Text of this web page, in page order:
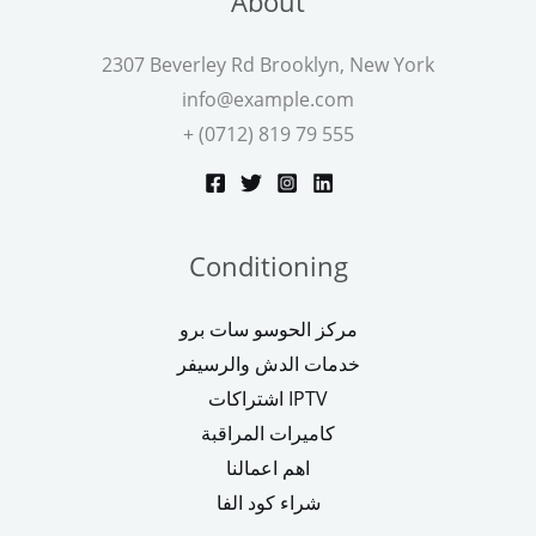
2307 Beverley Rd Brooklyn, New York
info@example.com
+ (0712) 819 79 555
Conditioning
مركز الحوسو سات برو
خدمات الدش والرسيفر
اشتراكات IPTV
كاميرات المراقبة
اهم اعمالنا
شراء كود الفا